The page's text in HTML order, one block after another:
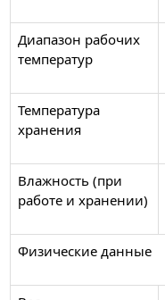
Диапазон рабочих
температур
Температура
хранения
Влажность (при
работе и хранении)
Физические данные